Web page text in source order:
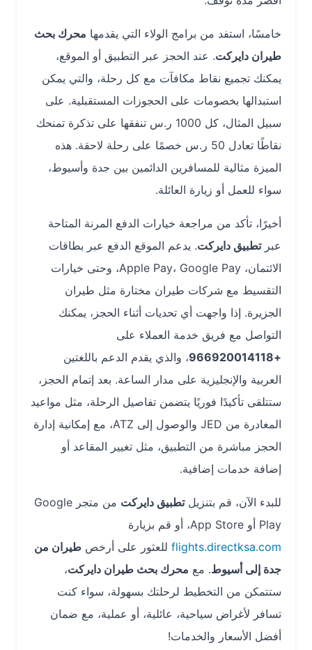
خامسًا، استفد من برامج الولاء التي يقدمهامحرك بحث
طيران دايركت. عند الحجز عبر التطبيق أو الموقع،
يمكنك تجميع نقاط مكافآت مع كل رحلة، والتي يمكن
استبدالها بخصومات على الحجوزات المستقبلية. على
سبيل المثال، كل 1000 ر.س تنفقها على تذكرة تمنحك
نقاطًا تعادل 50 ر.س خصمًا على رحلة لاحقة. هذه
الميزة مثالية للمسافرين الدائمين بين جدة وأسيوط،
سواء للعمل أو زيارة العائلة.
أخيرًا، تأكد من مراجعة خيارات الدفع المرنة المتاحة
تطبيق دايركت. يدعم الموقع الدفع عبر بطاقات
الائتمان، Apple Pay، Google Pay، وحتى خيارات
التقسيط مع شركات طيران مختارة مثل طيران
الجزيرة. إذا واجهت أي تحديات أثناء الحجز، يمكنك
التواصل مع فريق خدمة العملاء على
، والذي يقدم الدعم باللغتين
العربية والإنجليزية على مدار الساعة. بعد إتمام الحجز،
ستتلقى تأكيدًا فوريًا يتضمن تفاصيل الرحلة، مثل مواعيد
المغادرة من JED والوصول إلى ATZ، مع إمكانية إدارة
الحجز مباشرة من التطبيق، مثل تغيير المقاعد أو
إضافة خدمات إضافية.
للبدء الآن، قم بتنزيلتطبيق دايركت
من متجر Google
flights.directksa.comللعثور على أرخص طيران من
جدة إلى أسيوط. معمحرك بحث طيران دايركت،
ستتمكن من التخطيط لرحلتك بسهولة، سواء كنت
تسافر لأغراض سياحية، عائلية، أو عملية، مع ضمان
أفضل الأسعار والخدمات!